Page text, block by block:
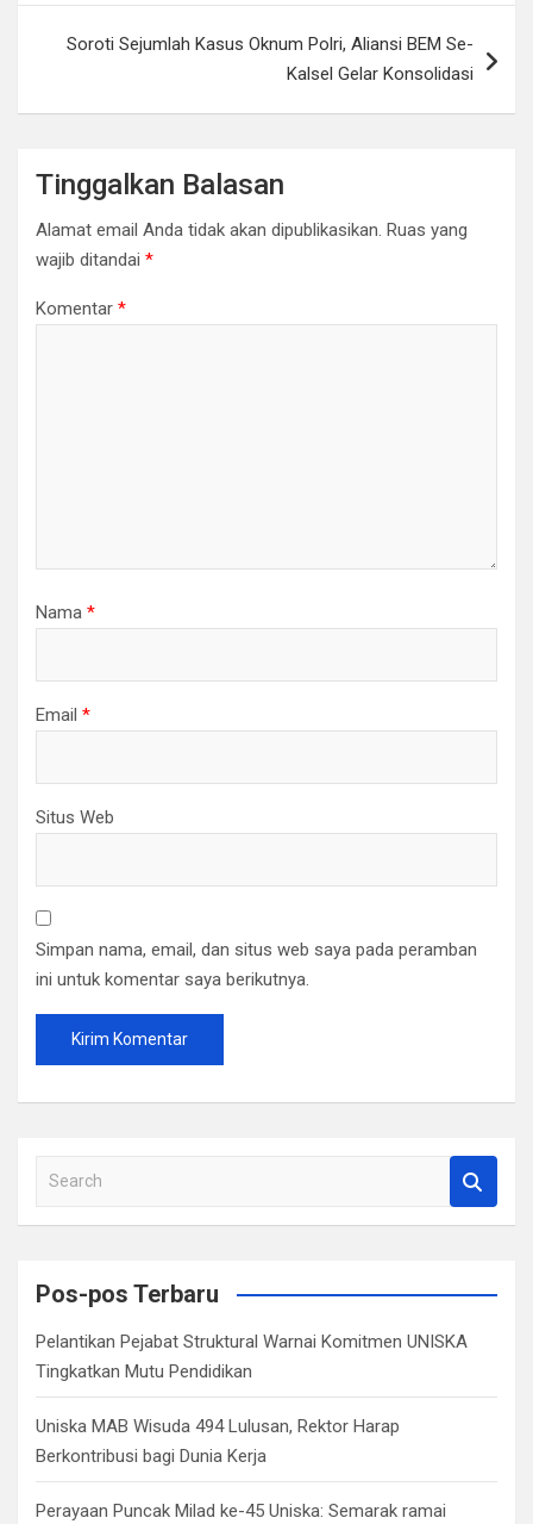
Soroti Sejumlah Kasus Oknum Polri, Aliansi BEM Se-
Kalsel Gelar Konsolidasi
Tinggalkan Balasan
Alamat email Anda tidak akan dipublikasikan. Ruas yang
wajib ditandai *
Komentar *
Nama *
Email *
Situs Web
Simpan nama, email, dan situs web saya pada peramban
ini untuk komentar saya berikutnya.
a
c
Pos-pos Terbaru
Pelantikan Pejabat Struktural Warnai Komitmen UNISKA
Tingkatkan Mutu Pendidikan
Uniska MAB Wisuda 494 Lulusan, Rektor Harap
Berkontribusi bagi Dunia Kerja
Perayaan Puncak Milad ke-45 Uniska: Semarak ramai